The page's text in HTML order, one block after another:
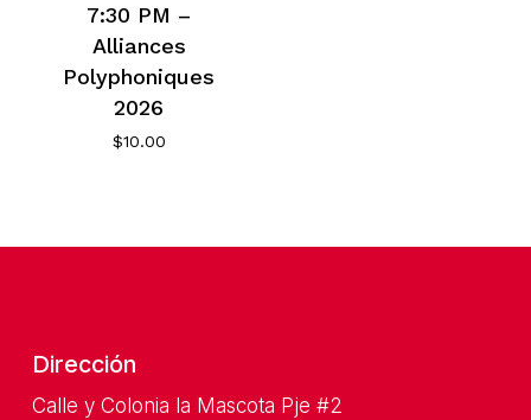
No hay productos en el
7:30 PM –
Alliances
Polyphoniques
2026
$10.00
Dirección
Calle y Colonia la Mascota Pje #2